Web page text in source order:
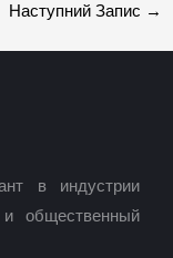
Наступний Запис →
в индустрии
общественный